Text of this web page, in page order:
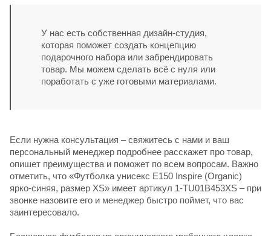
У нас есть собственная дизайн-студия,
которая поможет создать концепцию
подарочного набора или забрендировать
товар. Мы можем сделать всё с нуля или
поработать с уже готовыми материалами.
Если нужна консультация – свяжитесь с нами и ваш
персональный менеджер подробнее расскажет про товар,
опишет преимущества и поможет по всем вопросам. Важно
отметить, что «Футболка унисекс E150 Inspire (Organic)
ярко-синяя, размер XS» имеет артикул 1-TU01B453XS – при
звонке назовите его и менеджер быстро поймет, что вас
заинтересовало.